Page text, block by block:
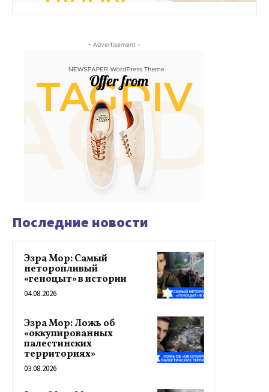
- Advertisement -
Последние новости
Эзра Мор: Самый
неторопливый
«геноцыт» в истории
04.08.2026
Эзра Мор: Ложь об
«оккупированных
палестинских
территориях»
03.08.2026